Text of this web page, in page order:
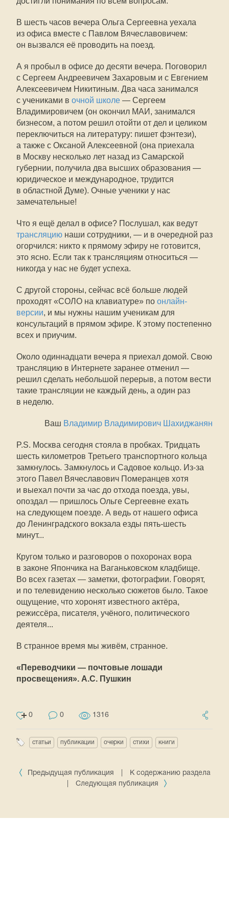
В шесть часов вечера Ольга Сергеевна уехала
из офиса вместе с Павлом Вячеславовичем:
он вызвался её проводить на поезд.
А я пробыл в офисе до десяти вечера. Поговорил
с Сергеем Андреевичем Захаровым и с Евгением
Алексеевичем Никитиным. Два часа занимался
с учениками в очной школе — Сергеем
Владимировичем (он окончил МАИ, занимался
бизнесом, а потом решил отойти от дел и целиком
переключиться на литературу: пишет фэнтези),
а также с Оксаной Алексеевной (она приехала
в Москву несколько лет назад из Самарской
губернии, получила два высших образования —
юридическое и международное, трудится
в областной Думе). Очные ученики у нас
замечательные!
Что я ещё делал в офисе? Послушал, как ведут
трансляцию наши сотрудники, — и в очередной раз
огорчился: никто к прямому эфиру не готовится,
это ясно. Если так к трансляциям относиться —
никогда у нас не будет успеха.
С другой стороны, сейчас всё больше людей
проходят «СОЛО на клавиатуре» по онлайн-
версии, и мы нужны нашим ученикам для
консультаций в прямом эфире. К этому постепенно
всех и приучим.
Около одиннадцати вечера я приехал домой. Свою
трансляцию в Интернете заранее отменил —
решил сделать небольшой перерыв, а потом вести
такие трансляции не каждый день, а один раз
в неделю.
Ваш Владимир Владимирович Шахиджанян
P.S. Москва сегодня стояла в пробках. Тридцать
шесть километров Третьего транспортного кольца
замкнулось. Замкнулось и Садовое кольцо. Из-за
этого Павел Вячеславович Померанцев хотя
и выехал почти за час до отхода поезда, увы,
опоздал — пришлось Ольге Сергеевне ехать
на следующем поезде. А ведь от нашего офиса
до Ленинградского вокзала езды пять-шесть
минут...
Кругом только и разговоров о похоронах вора
в законе Япончика на Ваганьковском кладбище.
Во всех газетах — заметки, фотографии. Говорят,
и по телевидению несколько сюжетов было. Такое
ощущение, что хоронят известного актёра,
режиссёра, писателя, учёного, политического
деятеля...
В странное время мы живём, странное.
«Переводчики — почтовые лошади
просвещения». А.С. Пушкин
0 0 1316
статьи публикации очерки стихи книги
Предыдущая публикация
К содержанию раздела
Следующая публикация